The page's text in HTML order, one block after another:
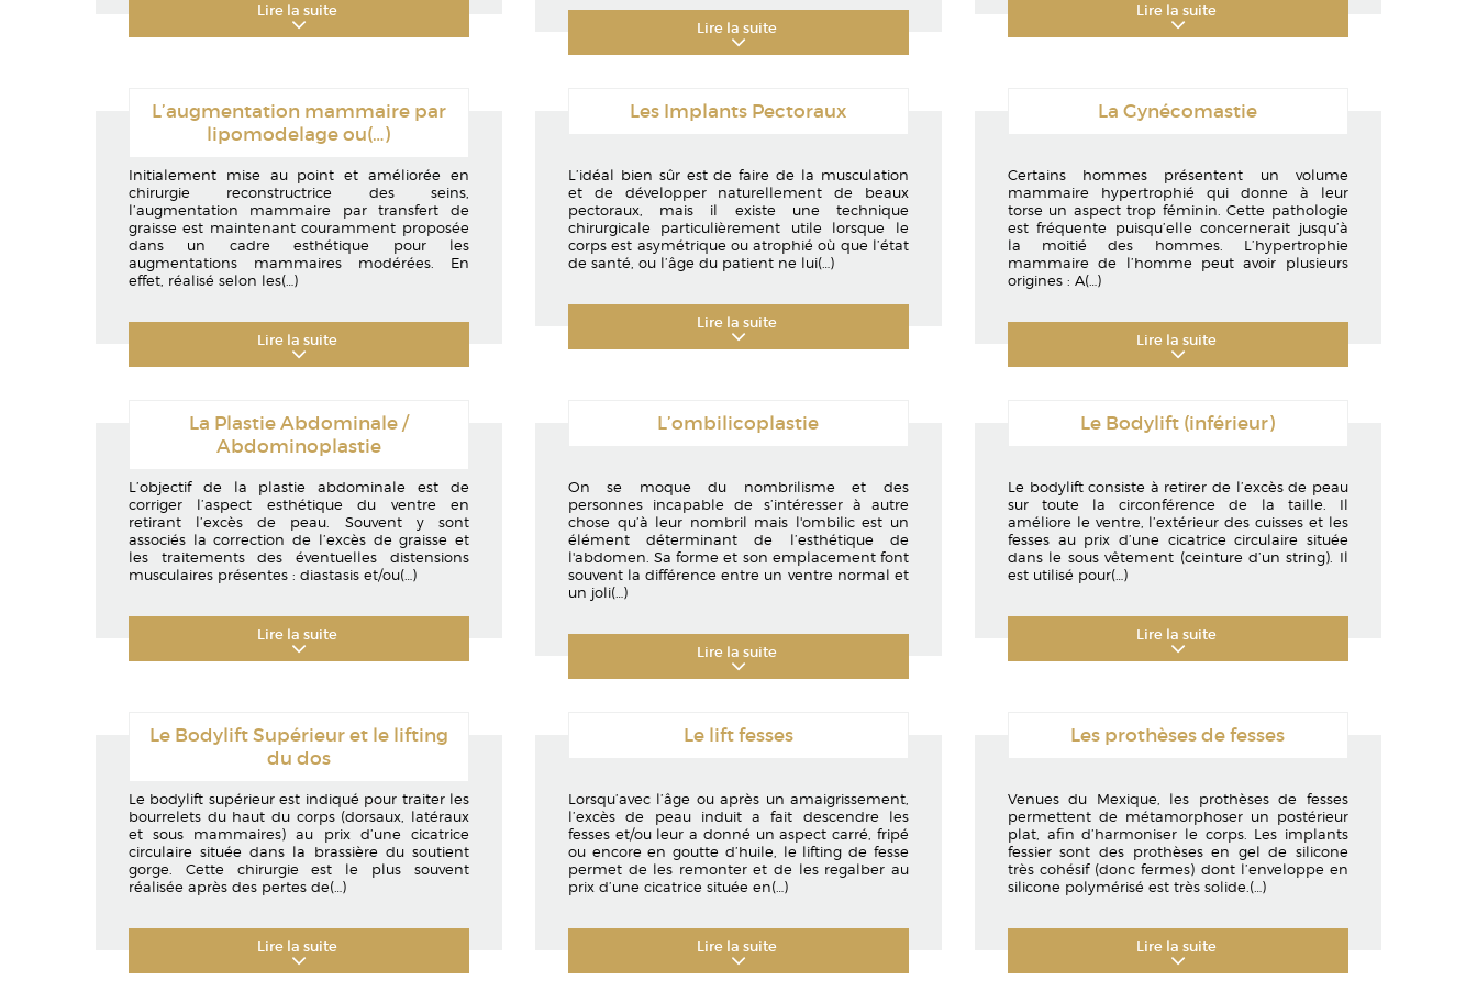
Lire la suite
Lire la suite
Lire la suite
L’augmentation mammaire par
lipomodelage ou(…)
Initialement mise au point et améliorée en
chirurgie reconstructrice des seins,
l’augmentation mammaire par transfert de
graisse est maintenant couramment proposée
dans un cadre esthétique pour les
augmentations mammaires modérées. En
effet, réalisé selon les(…)
Lire la suite
Les Implants Pectoraux
L’idéal bien sûr est de faire de la musculation
et de développer naturellement de beaux
pectoraux, mais il existe une technique
chirurgicale particulièrement utile lorsque le
corps est asymétrique ou atrophié où que l’état
de santé, ou l’âge du patient ne lui(…)
Lire la suite
La Gynécomastie
Certains hommes présentent un volume
mammaire hypertrophié qui donne à leur
torse un aspect trop féminin. Cette pathologie
est fréquente puisqu’elle concernerait jusqu’à
la moitié des hommes. L’hypertrophie
mammaire de l’homme peut avoir plusieurs
origines : A(…)
Lire la suite
La Plastie Abdominale /
Abdominoplastie
L’objectif de la plastie abdominale est de
corriger l’aspect esthétique du ventre en
retirant l’excès de peau. Souvent y sont
associés la correction de l’excès de graisse et
les traitements des éventuelles distensions
musculaires présentes : diastasis et/ou(…)
Lire la suite
L’ombilicoplastie
On se moque du nombrilisme et des
personnes incapable de s’intéresser à autre
chose qu’à leur nombril mais l'ombilic est un
élément déterminant de l’esthétique de
l'abdomen. Sa forme et son emplacement font
souvent la différence entre un ventre normal et
un joli(…)
Lire la suite
Le Bodylift (inférieur)
Le bodylift consiste à retirer de l’excès de peau
sur toute la circonférence de la taille. Il
améliore le ventre, l’extérieur des cuisses et les
fesses au prix d’une cicatrice circulaire située
dans le sous vêtement (ceinture d’un string). Il
est utilisé pour(…)
Lire la suite
Le Bodylift Supérieur et le lifting
du dos
Le bodylift supérieur est indiqué pour traiter les
bourrelets du haut du corps (dorsaux, latéraux
et sous mammaires) au prix d’une cicatrice
circulaire située dans la brassière du soutient
gorge. Cette chirurgie est le plus souvent
réalisée après des pertes de(…)
Lire la suite
Le lift fesses
Lorsqu’avec l’âge ou après un amaigrissement,
l’excès de peau induit a fait descendre les
fesses et/ou leur a donné un aspect carré, fripé
ou encore en goutte d’huile, le lifting de fesse
permet de les remonter et de les regalber au
prix d’une cicatrice située en(…)
Lire la suite
Les prothèses de fesses
Venues du Mexique, les prothèses de fesses
permettent de métamorphoser un postérieur
plat, afin d’harmoniser le corps. Les implants
fessier sont des prothèses en gel de silicone
très cohésif (donc fermes) dont l’enveloppe en
silicone polymérisé est très solide. (…)
Lire la suite